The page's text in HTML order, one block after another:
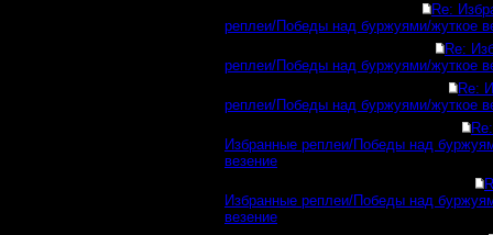
Re:
реплеи/Победы над буржуями/жуткое
Re:
реплеи/Победы над буржуями/жуткое
Re:
реплеи/Победы над буржуями/жуткое
Re:
Избранные реплеи/Победы над
везение
Избранные реплеи/Победы над
везение